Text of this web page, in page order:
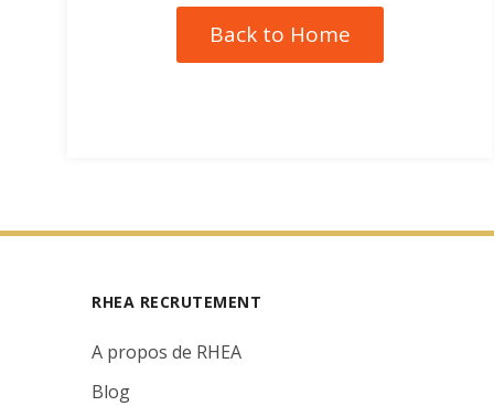
Back to Home
RHEA RECRUTEMENT
A propos de RHEA
Blog